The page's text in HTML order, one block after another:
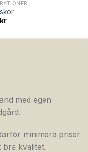
kr
med egen
minimera priser
bra kvalitet.